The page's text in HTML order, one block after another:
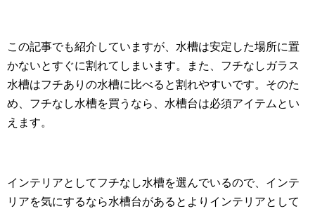
この記事でも紹介していますが、水槽は安定した場所に置
かないとすぐに割れてしまいます。また、フチなしガラス
水槽はフチありの水槽に比べると割れやすいです。そのた
め、フチなし水槽を買うなら、水槽台は必須アイテムとい
えます。
インテリアとしてフチなし水槽を選んでいるので、インテ
リアを気にするなら水槽台があるとよりインテリアとして